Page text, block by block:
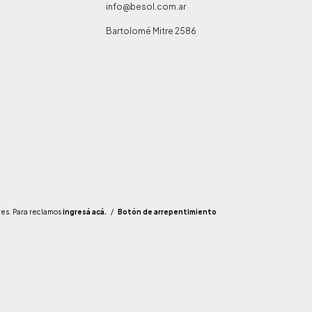
info@besol.com.ar
Bartolomé Mitre 2586
Para reclamosingresá acá. / Botón de arrepentimiento